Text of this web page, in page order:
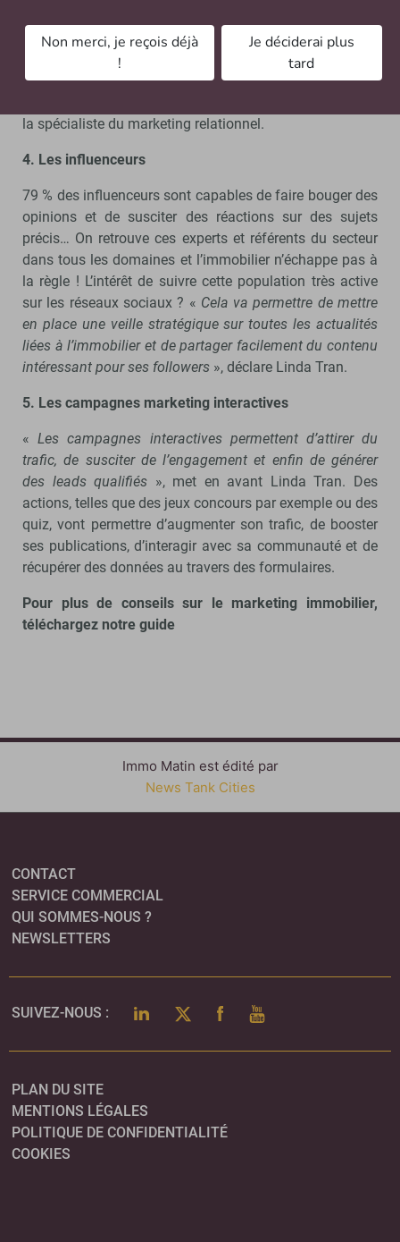
expertise dans le secteur par le biais, par exemple, de
témoignage client qui pourra être réalisé depuis un
simple téléphone portable ou encore de live qui pourront
la spécialiste du marketing relationnel.
4. Les influenceurs
79 % des influenceurs sont capables de faire bouger des
opinions et de susciter des réactions sur des sujets
précis… On retrouve ces experts et référents du secteur
dans tous les domaines et l’immobilier n’échappe pas à
la règle ! L’intérêt de suivre cette population très active
sur les réseaux sociaux ? « Cela va permettre de mettre
en place une veille stratégique sur toutes les actualités
liées à l’immobilier et de partager facilement du contenu
intéressant pour ses followers », déclare Linda Tran.
5. Les campagnes marketing interactives
«Les campagnes interactives permettent d’attirer du
trafic, de susciter de l’engagement et enfin de générer
des leads qualifiés », met en avant Linda Tran. Des
actions, telles que des jeux concours par exemple ou des
quiz, vont permettre d’augmenter son trafic, de booster
ses publications, d’interagir avec sa communauté et de
récupérer des données au travers des formulaires.
Pour plus de conseils sur le marketing immobilier,
téléchargez notre guide
Non merci, je reçois déjà
!
Je déciderai plus
tard
Immo Matin est édité par
News Tank Cities
CONTACT
SERVICE COMMERCIAL
QUI SOMMES-NOUS ?
NEWSLETTERS
SUIVEZ-NOUS : LINKEDINTWITTERFACEBOOK
YOUTUBE
PLAN DU SITE
MENTIONS LÉGALES
POLITIQUE DE CONFIDENTIALITÉ
COOKIES